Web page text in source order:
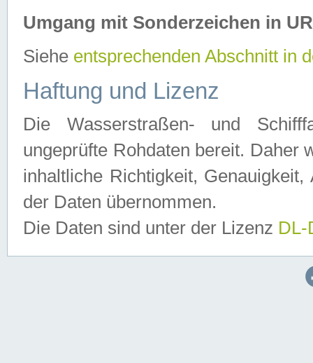
Umgang mit Sonderzeichen in
Siehe entsprechenden Abschnitt in
Haftung und Lizenz
Die Wasserstraßen- und
ungeprüfte Rohdaten bereit. Daher
inhaltliche Richtigkeit,
der Daten übernommen.
Die Daten sind unter der Lizenz